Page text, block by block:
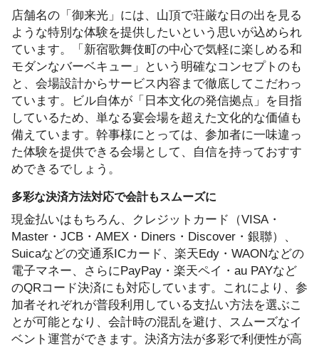
店舗名の「御来光」には、山頂で荘厳な日の出を見る
ような特別な体験を提供したいという思いが込められ
ています。「新宿歌舞伎町の中心で気軽に楽しめる和
モダンなバーベキュー」という明確なコンセプトのも
と、会場設計からサービス内容まで徹底してこだわっ
ています。ビル自体が「日本文化の発信拠点」を目指
しているため、単なる宴会場を超えた文化的な価値も
備えています。幹事様にとっては、参加者に一味違っ
た体験を提供できる会場として、自信を持っておすす
めできるでしょう。
多彩な決済方法対応で会計もスムーズに
現金払いはもちろん、クレジットカード（VISA・
Master・JCB・AMEX・Diners・Discover・銀聯）、
Suicaなどの交通系ICカード、楽天Edy・WAONなどの
電子マネー、さらにPayPay・楽天ペイ・au PAYなど
のQRコード決済にも対応しています。これにより、参
加者それぞれが普段利用している支払い方法を選ぶこ
とが可能となり、会計時の混乱を避け、スムーズなイ
ベント運営ができます。決済方法が多彩で利便性が高